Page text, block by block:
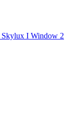
Skylux I Window 2